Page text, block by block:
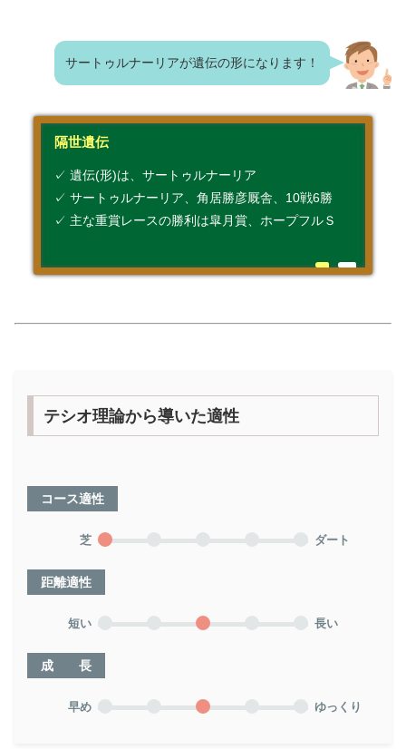
サートゥルナーリアが遺伝の形になります！
隔世遺伝
✓ 遺伝(形)は、サートゥルナーリア
✓ サートゥルナーリア、角居勝彦厩舎、10戦6勝
✓ 主な重賞レースの勝利は皐月賞、ホープフルＳ
テシオ理論から導いた適性
コース適性
芝 ダート
距離適性
短い 長い
成 長
早め ゆっくり